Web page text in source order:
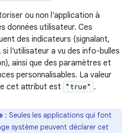
ou non l'application à
données utilisateur. Ces
des indicateurs (signalant,
si l'utilisateur a vu des info-bulles
ainsi que des paramètres et
personnalisables. La valeur
cet attribut est
"true" .
: Seules les applications qui font
système peuvent déclarer cet